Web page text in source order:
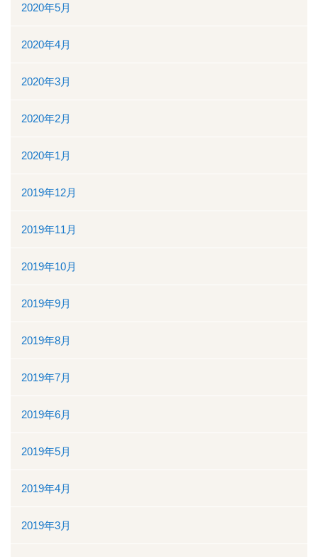
2020年5月
2020年4月
2020年3月
2020年2月
2020年1月
2019年12月
2019年11月
2019年10月
2019年9月
2019年8月
2019年7月
2019年6月
2019年5月
2019年4月
2019年3月